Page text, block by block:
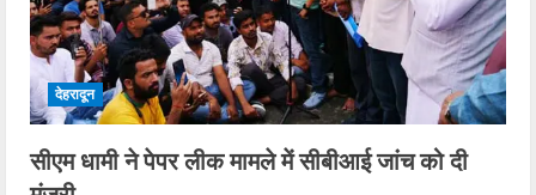
देहरादून
सीएम धामी ने पेपर लीक मामले में सीबीआई जांच को दी